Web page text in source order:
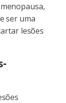
ser uma
lesões